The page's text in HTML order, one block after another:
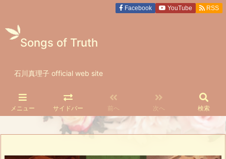
Songs of Truth
石川真理子 official​ web site
メニュー サイドバー 前へ 次へ 検索
Facebook YouTube RSS